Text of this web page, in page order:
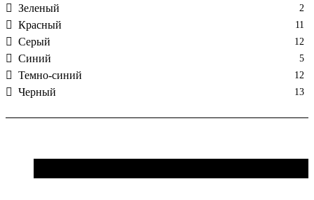
Зеленый 2
Красный 11
Серый 12
Синий 5
Темно-синий 12
Черный 13